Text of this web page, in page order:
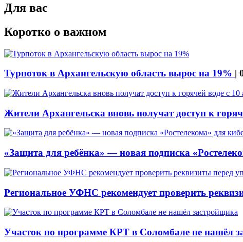
Для вас
Коротко о важном
Турпоток в Архангельскую область вырос на 19% |
Жители Архангельска вновь получат доступ к
«Защита для ребёнка» — новая подписка
Региональное УФНС рекомендует проверить
Участок по программе КРТ в Соломбале не нашёл